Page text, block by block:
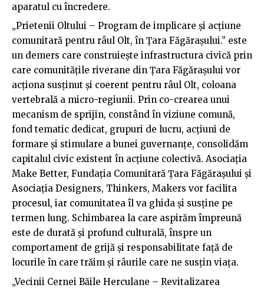
aparatul cu încredere.
„Prietenii Oltului – Program de implicare și acțiune
comunitară pentru râul Olt, în Țara Făgărașului.” este
un demers care construiește infrastructura civică prin
care comunitățile riverane din Țara Făgărașului vor
acționa susținut și coerent pentru râul Olt, coloana
vertebrală a micro-regiunii. Prin co-crearea unui
mecanism de sprijin, constând în viziune comună,
fond tematic dedicat, grupuri de lucru, acțiuni de
formare și stimulare a bunei guvernanțe, consolidăm
capitalul civic existent în acțiune colectivă. Asociația
Make Better, Fundația Comunitară Țara Făgărașului și
Asociația Designers, Thinkers, Makers vor facilita
procesul, iar comunitatea îl va ghida și susține pe
termen lung. Schimbarea la care aspirăm împreună
este de durată și profund culturală, înspre un
comportament de grijă și responsabilitate față de
locurile în care trăim și râurile care ne susțin viața.
„Vecinii Cernei Băile Herculane – Revitalizarea